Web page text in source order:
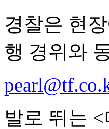
경찰은 현
행 경위와
발로 뛰는